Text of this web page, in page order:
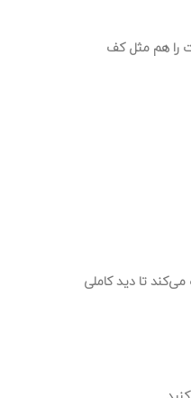
را هم مثل کف
می‌کند تا دید کاملی